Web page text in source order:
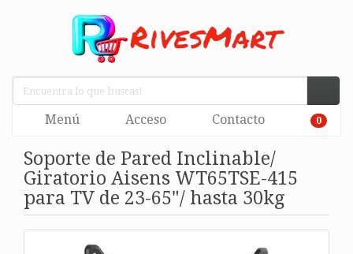
Menú Acceso Contacto 0
Soporte de Pared Inclinable/
Giratorio Aisens WT65TSE-415
para TV de 23-65"/ hasta 30kg